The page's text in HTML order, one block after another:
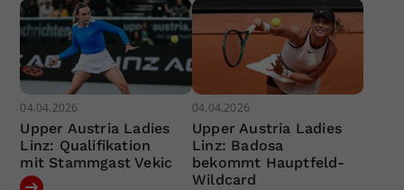
04.04.2026
Upper Austria Ladies
Linz: Qualifikation
mit Stammgast Vekic
04.04.2026
Upper Austria Ladies
Linz: Badosa
bekommt Hauptfeld-
Wildcard